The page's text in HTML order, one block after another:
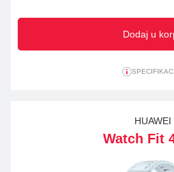
Dodaj u
HUAWEI
Watch Fit